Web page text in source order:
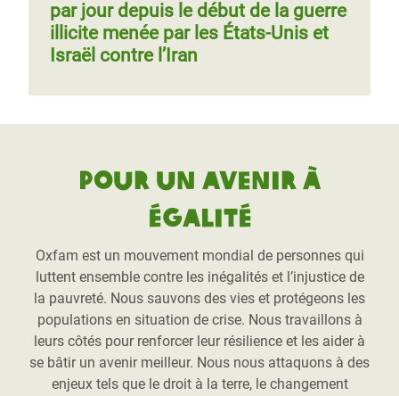
par jour depuis le début de la guerre
illicite menée par les États-Unis et
Israël contre l’Iran
Pour un avenir à
égalité
Oxfam est un mouvement mondial de personnes qui
luttent ensemble contre les inégalités et l’injustice de
la pauvreté. Nous sauvons des vies et protégeons les
populations en situation de crise. Nous travaillons à
leurs côtés pour renforcer leur résilience et les aider à
se bâtir un avenir meilleur. Nous nous attaquons à des
enjeux tels que le droit à la terre, le changement